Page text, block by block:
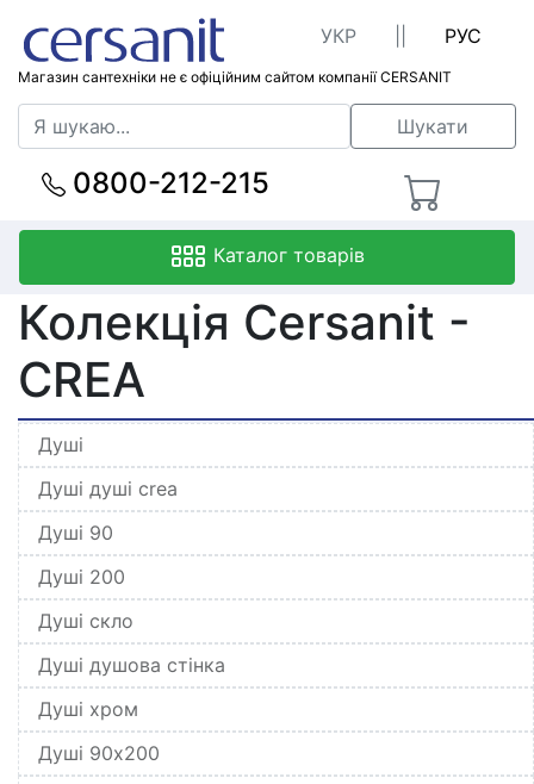
Магазин сантехніки не є офіційним сайтом компанії CERSANIT
УКР РУС
Шукати
0800-212-215
Каталог товарів
Колекція Cersanit -
CREA
Душі
Душі душі crea
Душі 90
Душі 200
Душі скло
Душі душова стінка
Душі хром
Душі 90x200